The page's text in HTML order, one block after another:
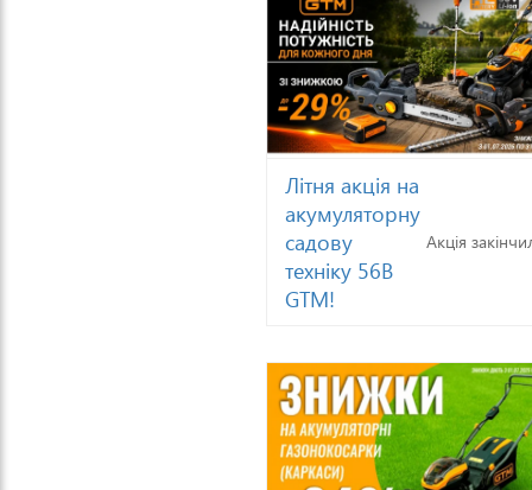
Літня акція на
акумуляторну
садову
техніку 56В
GTM!
Акція